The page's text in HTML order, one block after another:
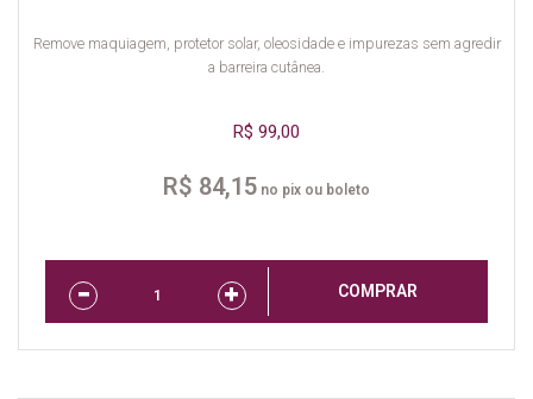
Remove maquiagem, protetor solar, oleosidade e impurezas sem agredir
a barreira cutânea.
R$ 99,00
R$ 84,15 no pix ou boleto
COMPRAR